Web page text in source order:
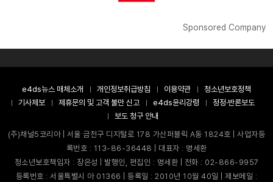
Sponsored Company
e4ds뉴스 매체소개 개인정보취급방침 이용약관
청소년보호정책
기사제보
제휴문의 및 고객 불만 신고 e4ds윤리강령
정정·반론보도
보도 청구 안내
(주)채널5코리아 | 서울 금천구 디지털로 178 가산퍼블릭 A동 1824호 | 사업자등
록번호 : 113-86-36448 | 대표자 : 명세환
청소년보호책임자 : 장은성 | 발행인, 편집인 : 명세환 | 전화 : 02-866-9957
등록번호 : 서울특별시 아 01366 | 등록일 : 2010년 10월 40일 | 제보메일 :